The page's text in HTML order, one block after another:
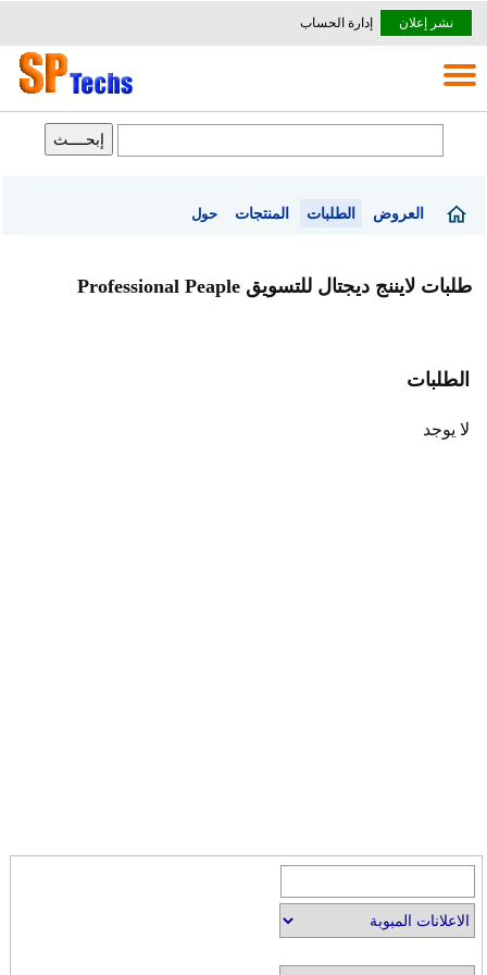
نشر إعلان إدارة الحساب
العروض الطلبات المنتجات حول
طلبات لايننج ديجتال للتسويق Professional Peaple
الطلبات
لا يوجد